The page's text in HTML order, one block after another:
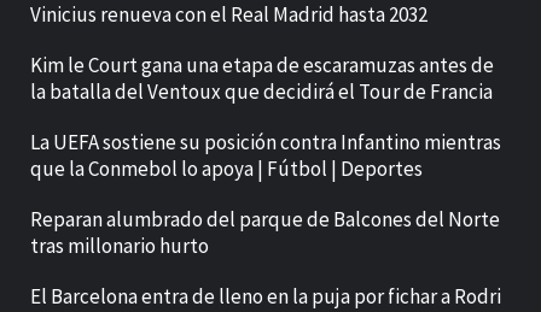
Vinicius renueva con el Real Madrid hasta 2032
Kim le Court gana una etapa de escaramuzas antes de
la batalla del Ventoux que decidirá el Tour de Francia
La UEFA sostiene su posición contra Infantino mientras
que la Conmebol lo apoya | Fútbol | Deportes
Reparan alumbrado del parque de Balcones del Norte
tras millonario hurto
El Barcelona entra de lleno en la puja por fichar a Rodri